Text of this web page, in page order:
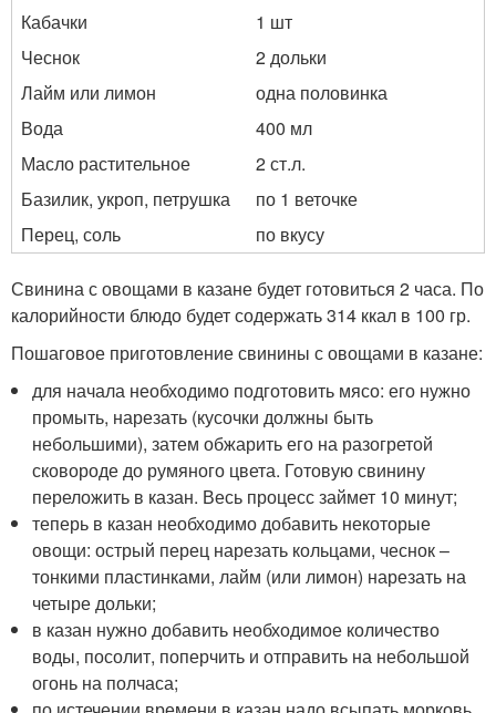
Кабачки
1 шт
Чеснок
2 дольки
Лайм или лимон
одна половинка
Вода
400 мл
Масло растительное
2 ст.л.
Базилик, укроп, петрушка
по 1 веточке
Перец, соль
по вкусу
Свинина с овощами в казане будет готовиться 2 часа. По
калорийности блюдо будет содержать 314 ккал в 100 гр.
Пошаговое приготовление свинины с овощами в казане:
для начала необходимо подготовить мясо: его нужно
промыть, нарезать (кусочки должны быть
небольшими), затем обжарить его на разогретой
сковороде до румяного цвета. Готовую свинину
переложить в казан. Весь процесс займет 10 минут;
теперь в казан необходимо добавить некоторые
овощи: острый перец нарезать кольцами, чеснок –
тонкими пластинками, лайм (или лимон) нарезать на
четыре дольки;
в казан нужно добавить необходимое количество
воды, посолит, поперчить и отправить на небольшой
огонь на полчаса;